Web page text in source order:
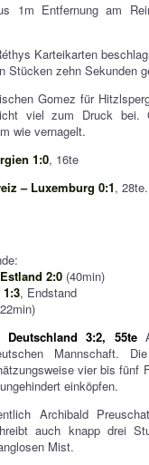
1m Entfernung am
Karteikarten
Stücken zehn Sekunden
Gomez für
viel zum Druck bei.
wie vernagelt.
1:0, 16te
– Luxemburg 0:1, 28te.
2:0 (40min)
, Endstand
3:2, 55te
Mannschaft.
vier bis fünf
einköpfen.
Archibald
auch knapp drei
Mist.